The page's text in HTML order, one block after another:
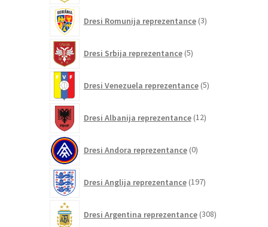
Dresi Romunija reprezentance 3izdelki
Dresi Srbija reprezentance 5izdelkov
Dresi Venezuela reprezentance 5izdelkov
Dresi Albanija reprezentance 12izdelkov
Dresi Andora reprezentance 0izdelkov
Dresi Anglija reprezentance 197izdelkov
Dresi Argentina reprezentance 308izdelkov